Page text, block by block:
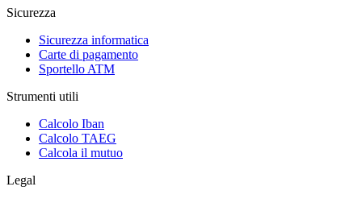
Sicurezza
Sicurezza informatica
Carte di pagamento
Sportello ATM
Strumenti utili
Calcolo Iban
Calcolo TAEG
Calcola il mutuo
Legal